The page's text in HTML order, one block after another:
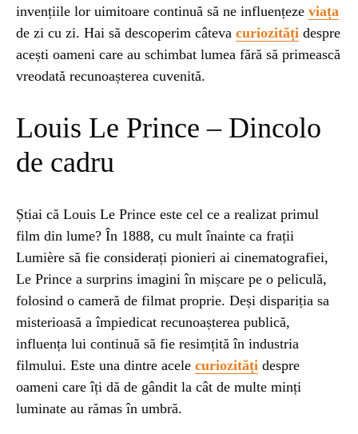
invențiile lor uimitoare continuă să ne influențeze viața
de zi cu zi. Hai să descoperim câteva curiozități despre
acești oameni care au schimbat lumea fără să primească
vreodată recunoașterea cuvenită.
Louis Le Prince – Dincolo
de cadru
Știai că Louis Le Prince este cel ce a realizat primul
film din lume? În 1888, cu mult înainte ca frații
Lumière să fie considerați pionieri ai cinematografiei,
Le Prince a surprins imagini în mișcare pe o peliculă,
folosind o cameră de filmat proprie. Deși dispariția sa
misterioasă a împiedicat recunoașterea publică,
influența lui continuă să fie resimțită în industria
filmului. Este una dintre acele curiozități despre
oameni care îți dă de gândit la cât de multe minți
luminate au rămas în umbră.
1 year ago
Pământului: Mit sau Realitate?
BLOG 2 years ago
Espressor paduri Senseo blocat?Afla cum îl
poti debloca
ȘTIINȚA 1 year ago
Ai simțit vreodată deja-vu? Află de ce se
întâmplă